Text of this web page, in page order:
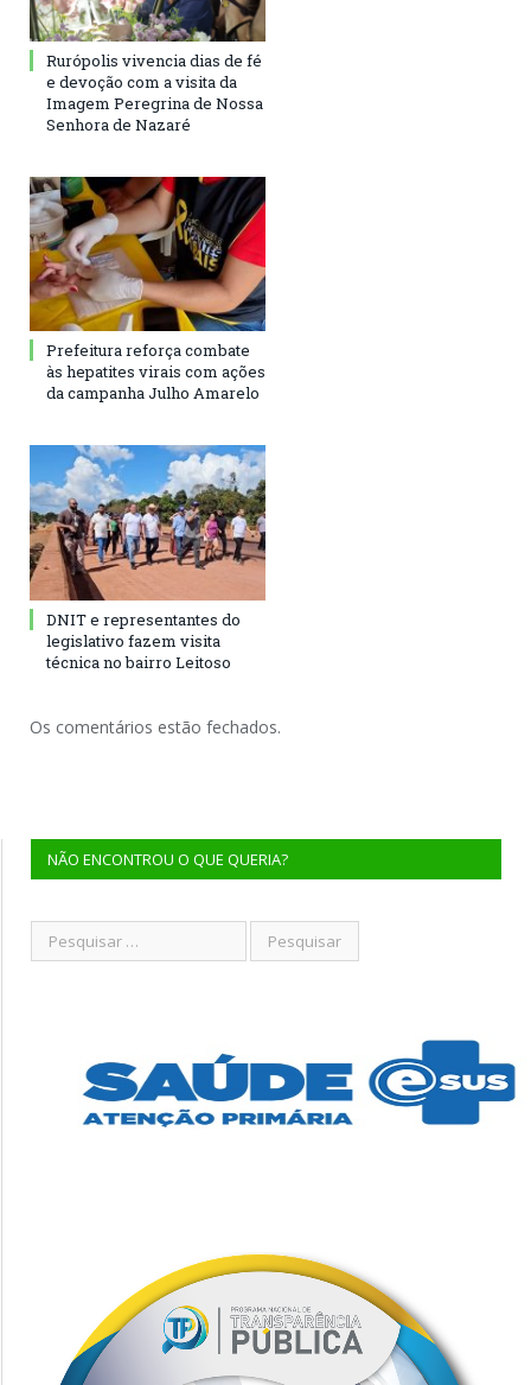
Rurópolis vivencia dias de fé
e devoção com a visita da
Imagem Peregrina de Nossa
Senhora de Nazaré
Prefeitura reforça combate
às hepatites virais com ações
da campanha Julho Amarelo
DNIT e representantes do
legislativo fazem visita
técnica no bairro Leitoso
Os comentários estão fechados.
NÃO ENCONTROU O QUE QUERIA?